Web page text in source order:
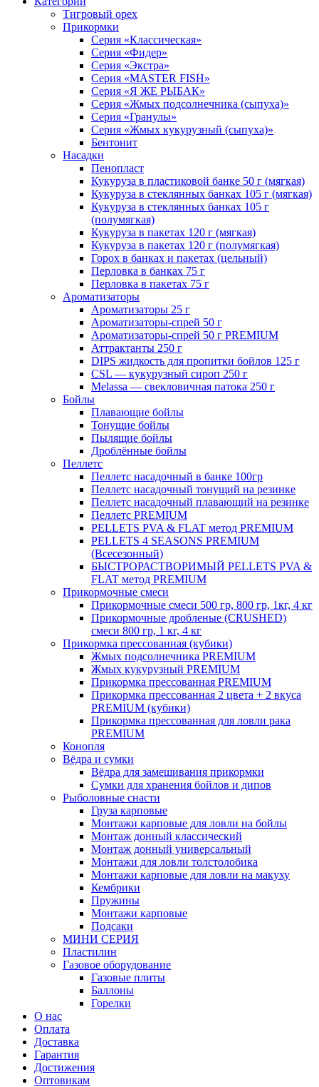
Тигровый орех
Прикормки
Серия «Классическая»
Серия «Фидер»
Серия «Экстра»
Серия «MASTER FISH»
Серия «Я ЖЕ РЫБАК»
Серия «Жмых подсолнечника (сыпуха)»
Cерия «Гранулы»
Серия «Жмых кукурузный (сыпуха)»
Бентонит
Насадки
Пенопласт
Кукуруза в пластиковой банке 50 г (мягкая)
Кукуруза в стеклянных банках 105 г (мягкая)
Кукуруза в стеклянных банках 105 г
(полумягкая)
Кукуруза в пакетах 120 г (мягкая)
Кукуруза в пакетах 120 г (полумягкая)
Горох в банках и пакетах (цельный)
Перловка в банках 75 г
Перловка в пакетах 75 г
Ароматизаторы
Ароматизаторы 25 г
Ароматизаторы-спрей 50 г
Ароматизаторы-спрей 50 г PREMIUM
Аттрактанты 250 г
DIPS жидкость для пропитки бойлов 125 г
CSL — кукурузный сироп 250 г
Melassa — свекловичная патока 250 г
Бойлы
Плавающие бойлы
Тонущие бойлы
Пылящие бойлы
Дроблённые бойлы
Пеллетс
Пеллетс насадочный в банке 100гр
Пеллетс насадочный тонущий на резинке
Пеллетс насадочный плавающий на резинке
Пеллетс PREMIUM
PELLETS PVA & FLAT метод PREMIUM
PELLETS 4 SEASONS PREMIUM
(Всесезонный)
БЫСТРОРАСТВОРИМЫЙ PELLETS PVA &
FLAT метод PREMIUM
Прикормочные смеси
Прикормочные смеси 500 гр, 800 гр, 1кг, 4 кг
Прикормочные дробленые (CRUSHED)
смеси 800 гр, 1 кг, 4 кг
Прикормка прессованная (кубики)
Жмых подсолнечника PREMIUM
Жмых кукурузный PREMIUM
Прикормка прессованная PREMIUM
Прикормка прессованная 2 цвета + 2 вкуса
PREMIUM (кубики)
Прикормка прессованная для ловли рака
PREMIUM
Конопля
Вёдра и сумки
Вёдра для замешивания прикормки
Сумки для хранения бойлов и дипов
Рыболовные снасти
Груза карповые
Монтажи карповые для ловли на бойлы
Монтаж донный классический
Монтаж донный универсальный
Монтажи для ловли толстолобика
Монтажи карповые для ловли на макуху
Кембрики
Пружины
Монтажи карповые
Подсаки
МИНИ СЕРИЯ
Пластилин
Газовое оборудование
Газовые плиты
Баллоны
Горелки
О нас
Оплата
Доставка
Гарантия
Достижения
Оптовикам